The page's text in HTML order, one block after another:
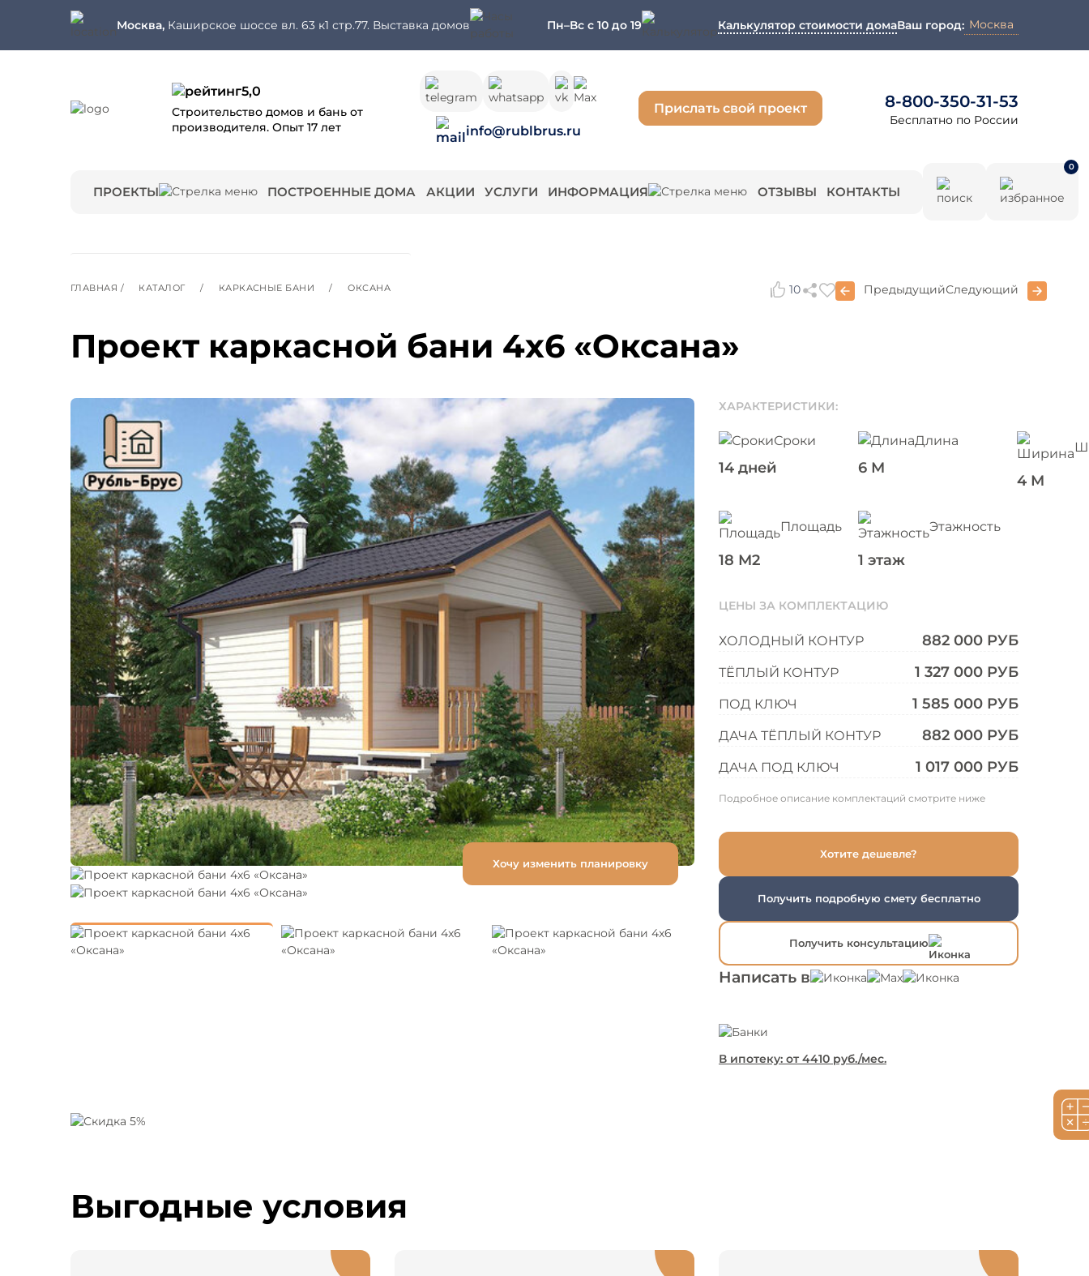
Москва, Каширское шоссе вл. 63 к1 стр.77. Выставка домов Пн–Вс с 10 до 19 Калькулятор стоимости домаВаш город: Москва
5,0
Строительство домов и бань от
производителя. Опыт 17 лет
info@rublbrus.ru
Прислать свой проект 8-800-350-31-53
Бесплатно по России
ПРОЕКТЫ ПОСТРОЕННЫЕ ДОМА АКЦИИ УСЛУГИ ИНФОРМАЦИЯ ОТЗЫВЫ КОНТАКТЫ
0
ГЛАВНАЯ / КАТАЛОГ / КАРКАСНЫЕ БАНИ / ОКСАНА 10 ПредыдущийСледующий
Проект каркасной бани 4x6 «Оксана»
Хочу изменить планировку
ХАРАКТЕРИСТИКИ:
Сроки
14 дней
Длина
6 М
4 М
Площадь
18 М2
Этажность
1 этаж
ЦЕНЫ ЗА КОМПЛЕКТАЦИЮ
ХОЛОДНЫЙ КОНТУР 882 000 РУБ
ТЁПЛЫЙ КОНТУР 1 327 000 РУБ
ПОД КЛЮЧ 1 585 000 РУБ
ДАЧА ТЁПЛЫЙ КОНТУР 882 000 РУБ
ДАЧА ПОД КЛЮЧ 1 017 000 РУБ
Подробное описание комплектаций смотрите ниже
Хотите дешевле?
Получить подробную смету бесплатно
Получить консультацию
Написать в
В ипотеку: от 4410 руб./мес.
Выгодные условия